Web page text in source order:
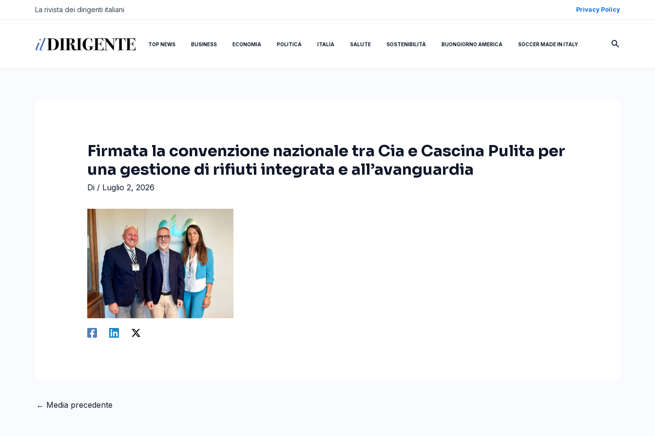
La rivista dei dirigenti italiani Privacy Policy
TOP NEWS BUSINESS ECONOMIA POLITICA ITALIA SALUTE SOSTENIBILITÀ BUONGIORNO AMERICA SOCCER MADE IN ITALY Cerca
Firmata la convenzione nazionale tra Cia e Cascina Pulita per
una gestione di rifiuti integrata e all’avanguardia
Di / Luglio 2, 2026
Navigazione
← Media precedente